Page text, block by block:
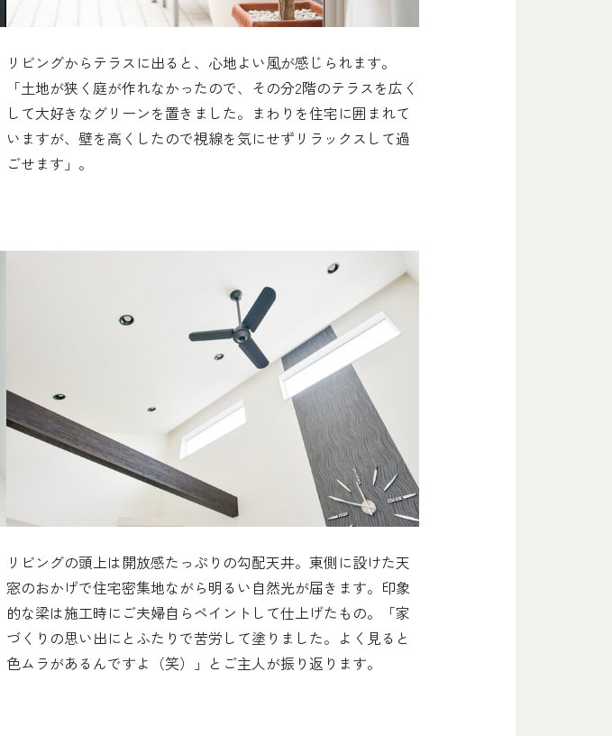
リビングからテラスに出ると、心地よい風が感じられます。
「土地が狭く庭が作れなかったので、その分2階のテラスを広く
して大好きなグリーンを置きました。まわりを住宅に囲まれて
いますが、壁を高くしたので視線を気にせずリラックスして過
ごせます」。
リビングの頭上は開放感たっぷりの勾配天井。東側に設けた天
窓のおかげで住宅密集地ながら明るい自然光が届きます。印象
的な梁は施工時にご夫婦自らペイントして仕上げたもの。「家
づくりの思い出にとふたりで苦労して塗りました。よく見ると
色ムラがあるんですよ（笑）」とご主人が振り返ります。